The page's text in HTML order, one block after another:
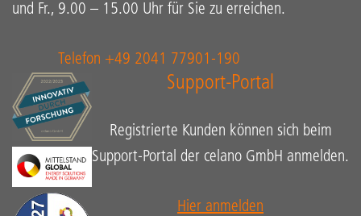
und Fr., 9.00 – 15.00 Uhr für Sie zu erreichen.
Telefon +49 2041 77901-190
Support-Portal
Registrierte Kunden können sich beim
Support-Portal der celano GmbH anmelden.
Hier anmelden